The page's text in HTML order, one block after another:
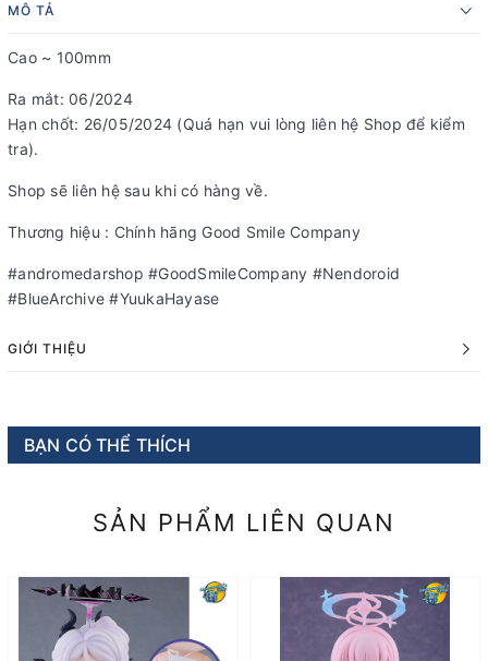
MÔ TẢ
Cao ~ 100mm
Ra mắt: 06/2024
Hạn chốt: 26/05/2024 (Quá hạn vui lòng liên hệ Shop để kiểm
tra).
Shop sẽ liên hệ sau khi có hàng về.
Thương hiệu : Chính hãng Good Smile Company
#andromedarshop #GoodSmileCompany #Nendoroid
#BlueArchive #YuukaHayase
GIỚI THIỆU
BẠN CÓ THỂ THÍCH
SẢN PHẨM LIÊN QUAN